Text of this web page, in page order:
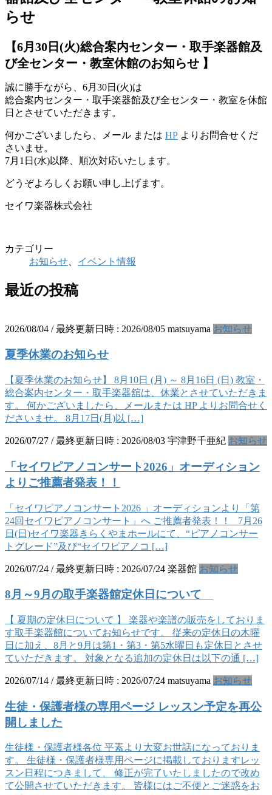
らせ
【6月30日(火)総合案内センター・取手楽器館及
び全センター・教室休館のお知らせ 】
誠に勝手ながら、6月30日(火)は
総合案内センター・取手楽器館及び全センター・教室を休館
日とさせていただきます。
何かございましたら、メール または HP よりお問合せくだ
さいませ。
7月1日(水)以降、順次対応いたします。
どうぞよろしくお願い申し上げます。
セイワ楽器株式会社
カテゴリー
お知らせ
イベント情報
最近の投稿
2026/08/04 / 最終更新日時 : 2026/08/05 matsuyama お知らせ
夏季休業のお知らせ
【夏季休業のお知らせ】 8月10日 (月) ～ 8月16日 (日) 教室・
総合案内センター・取手楽器舘は、休業とさせていただきま
す。 何かございましたら、メールまたは HP よりお問合せく
ださいませ。 8月17日(月)以 […]
2026/07/27 / 最終更新日時 : 2026/08/03 宇津野千亜紀 お知らせ
「セイワピアノコンサート2026」オーディション
よりご推薦者発表！！
「セイワピアノコンサート2026 」オーディションより「第
24回セイワピアノコンサート」へ ご推薦者発表！！ 7月26
日(日)セイワ楽器きらくやまホールにて、“ピアノコンサー
トグレード”及び“セイワピアノコ […]
2026/07/24 / 最終更新日時 : 2026/07/24 楽器館 お知らせ
8月～9月の取手楽器館定休日について
【 夏期の定休日について 】 楽器や楽譜の販売をしておりま
す取手楽器館についてお知らせです。 従来の定休日の木曜
日に加え、8月と9月は第1・第3・第5水曜日も定休日とさせ
ていただきます。 対象となる追加の定休日は以下の通 […]
2026/07/14 / 最終更新日時 : 2026/07/24 matsuyama お知らせ
生徒・保護者様の専用ページ レッスン予定を再公
開しました
生徒様・保護者様各位 平素より大変お世話になっておりま
す。 生徒様・保護者様専用ページに掲載しておりますレッ
スン日程につきまして、 修正が完了いたしましたので改め
て公開させていただきます。 皆様にはご不便とご迷惑をお